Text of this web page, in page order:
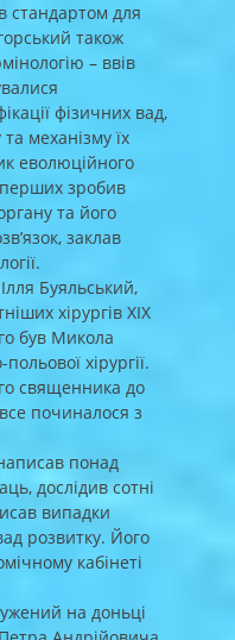
стандартом для
також
– ввів
фізичних вад,
механізму їх
еволюційного
зробив
та його
заклав
Буяльський,
хірургів XIX
був Микола
хірургії.
священника до
починалося з
понад
дослідив сотні
випадки
розвитку. Його
кабінеті
на доньці